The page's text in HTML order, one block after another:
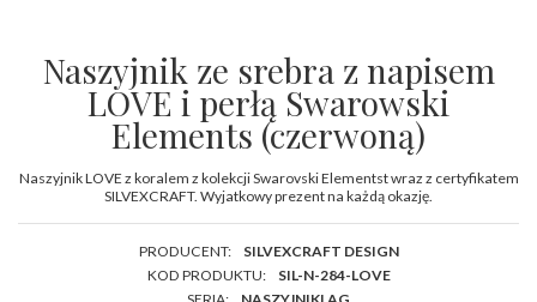
Naszyjnik ze srebra z napisem
LOVE i perłą Swarowski
Elements (czerwoną)
Naszyjnik LOVE z koralem z kolekcji Swarovski Elementst wraz z certyfikatem
SILVEXCRAFT. Wyjatkowy prezent na każdą okazję.
PRODUCENT:
SILVEXCRAFT DESIGN
KOD PRODUKTU:
SIL-N-284-LOVE